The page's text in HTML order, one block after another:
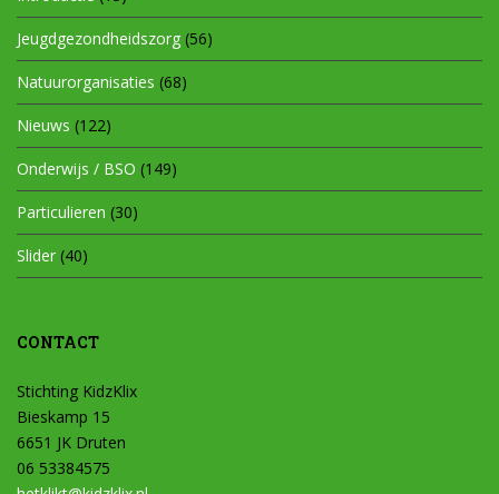
Jeugdgezondheidszorg (56)
Natuurorganisaties (68)
Nieuws (122)
Onderwijs / BSO (149)
Particulieren (30)
Slider (40)
CONTACT
Stichting KidzKlix
Bieskamp 15
6651 JK Druten
06 53384575